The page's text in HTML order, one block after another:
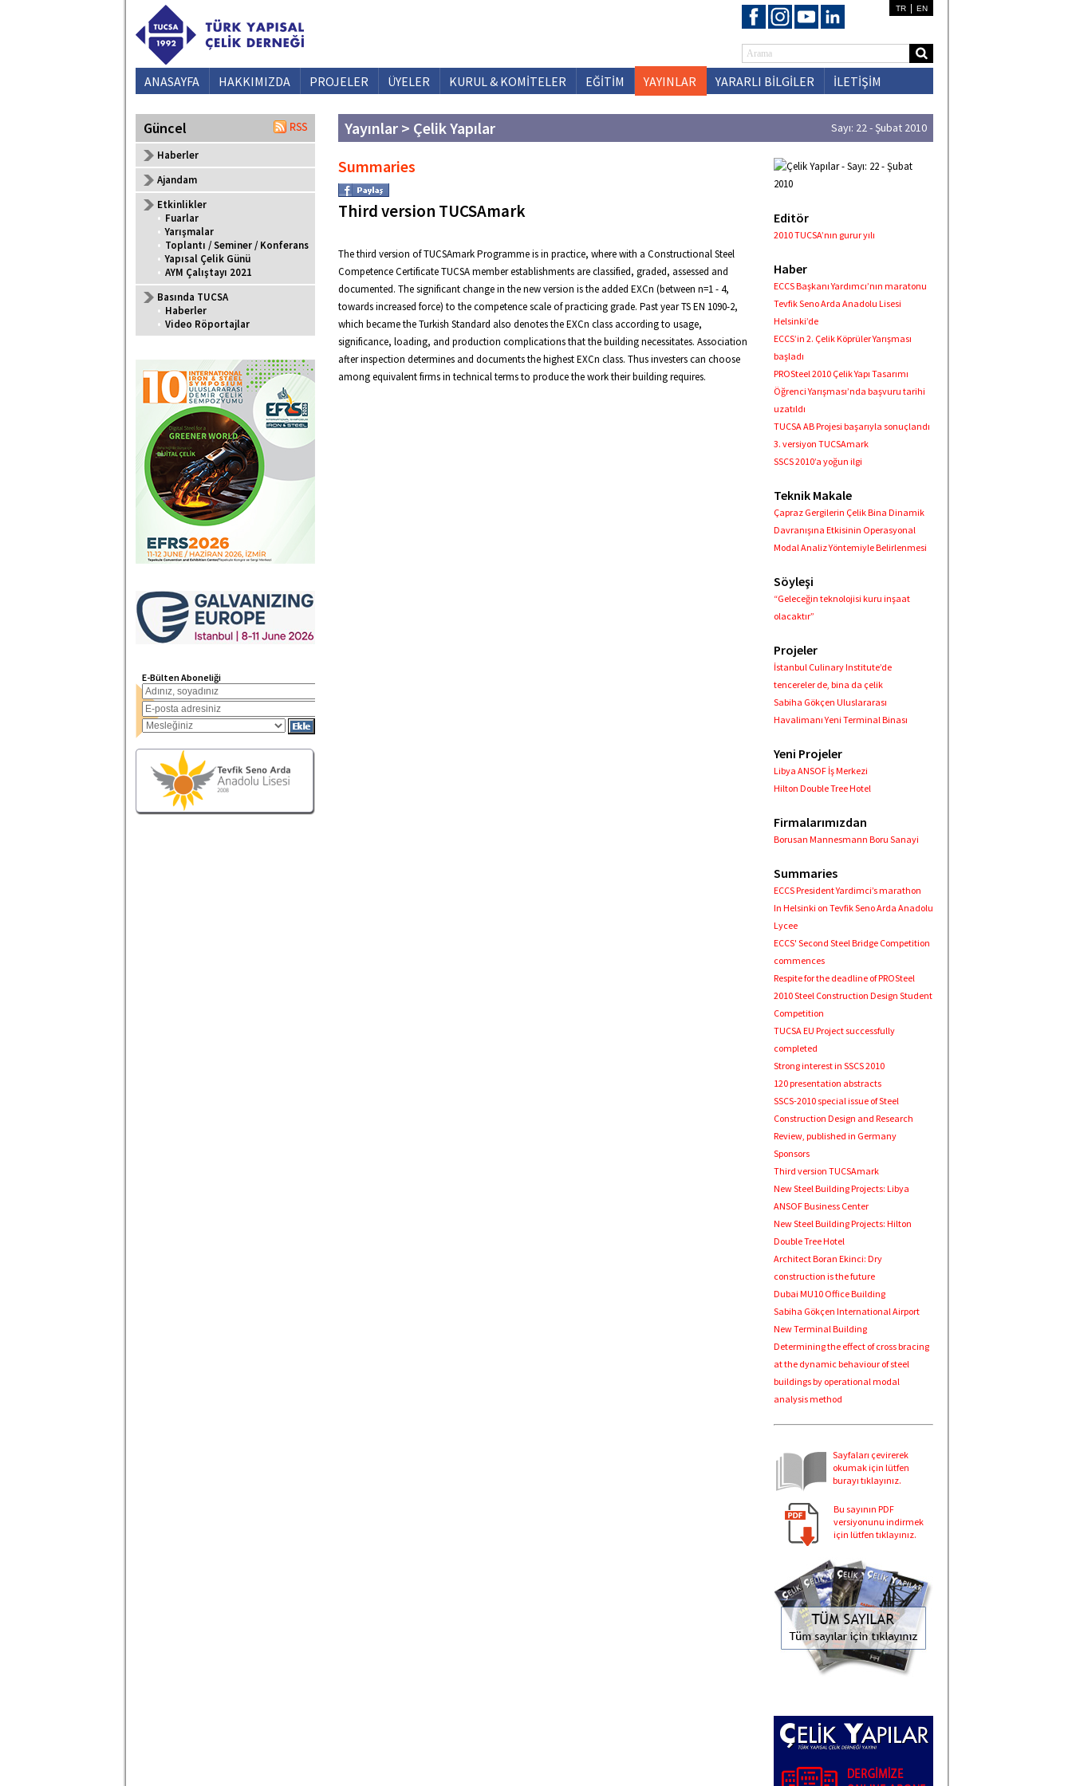
TR EN
ANASAYFA HAKKIMIZDA PROJELER ÜYELER KURUL & KOMİTELER EĞİTİM YAYINLAR YARARLI BİLGİLER İLETİŞİM
Güncel
Haberler
Ajandam
Etkinlikler
• Fuarlar
• Yarışmalar
• Toplantı / Seminer / Konferans
• Yapısal Çelik Günü
• AYM Çalıştayı 2021
Basında TUCSA
• Haberler
• Video Röportajlar
E-Bülten Aboneliği
Yayınlar > Çelik Yapılar Sayı: 22 - Şubat 2010
Summaries
Third version TUCSAmark
The third version of TUCSAmark Programme is in practice, where with a Constructional Steel
Competence Certificate TUCSA member establishments are classified, graded, assessed and
documented. The significant change in the new version is the added EXCn (between n=1 - 4,
towards increased force) to the competence scale of practicing grade. Past year TS EN 1090-2,
which became the Turkish Standard also denotes the EXCn class according to usage,
significance, loading, and production complications that the building necessitates. Association
after inspection determines and documents the highest EXCn class. Thus investers can choose
among equivalent firms in technical terms to produce the work their building requires.
Editör
2010 TUCSA’nın gurur yılı
Haber
ECCS Başkanı Yardımcı’nın maratonu
Tevfik Seno Arda Anadolu Lisesi
Helsinki’de
ECCS’in 2. Çelik Köprüler Yarışması
başladı
PROSteel 2010 Çelik Yapı Tasarımı
Öğrenci Yarışması’nda başvuru tarihi
uzatıldı
TUCSA AB Projesi başarıyla sonuçlandı
3. versiyon TUCSAmark
SSCS 2010’a yoğun ilgi
Teknik Makale
Çapraz Gergilerin Çelik Bina Dinamik
Davranışına Etkisinin Operasyonal
Modal Analiz Yöntemiyle Belirlenmesi
Söyleşi
“Geleceğin teknolojisi kuru inşaat
olacaktır”
Projeler
İstanbul Culinary Institute’de
tencereler de, bina da çelik
Sabiha Gökçen Uluslararası
Havalimanı Yeni Terminal Binası
Yeni Projeler
Libya ANSOF İş Merkezi
Hilton Double Tree Hotel
Firmalarımızdan
Borusan Mannesmann Boru Sanayi
Summaries
ECCS President Yardimci’s marathon
In Helsinki on Tevfik Seno Arda Anadolu
Lycee
ECCS' Second Steel Bridge Competition
commences
Respite for the deadline of PROSteel
2010 Steel Construction Design Student
Competition
TUCSA EU Project successfully
completed
Strong interest in SSCS 2010
120 presentation abstracts
SSCS-2010 special issue of Steel
Construction Design and Research
Review, published in Germany
Sponsors
Third version TUCSAmark
New Steel Building Projects: Libya
ANSOF Business Center
New Steel Building Projects: Hilton
Double Tree Hotel
Architect Boran Ekinci: Dry
construction is the future
Dubai MU10 Office Building
Sabiha Gökçen International Airport
New Terminal Building
Determining the effect of cross bracing
at the dynamic behaviour of steel
buildings by operational modal
analysis method
Sayfaları çevirerek
okumak için lütfen
burayı tıklayınız.
Bu sayının PDF
versiyonunu indirmek
için lütfen tıklayınız.